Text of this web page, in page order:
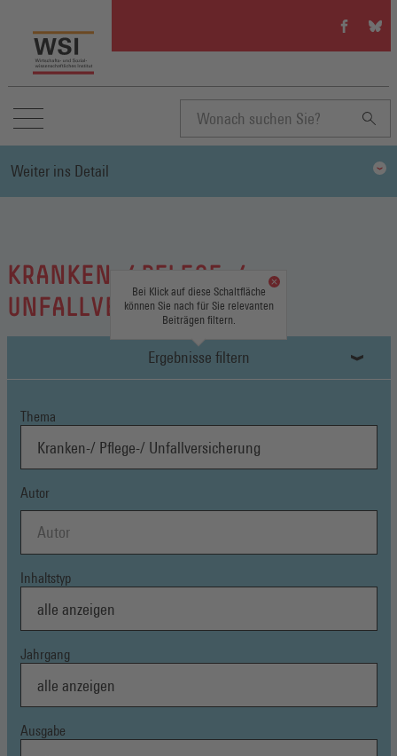
WSI
auf
(Öffnet
in
einem
neuen
WSI
auf
in
Suchbegriff
eingeben
KRANKEN-/ PFLEGE-/
UNFALLVERSICHERUNG
Ergebnisse filtern
Bei Klick auf diese Schaltfläche
können Sie nach für Sie relevanten
Beiträgen filtern.
Thema
Autor
Inhaltstyp
Jahrgang
Ausgabe
Weiter ins Detail